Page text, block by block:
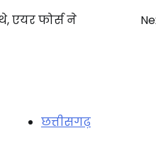
एयर फोर्स ने
छत्तीसगढ़